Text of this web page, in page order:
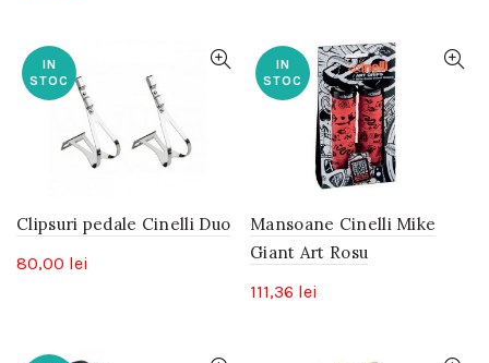
IN
STOC
Clipsuri pedale Cinelli Duo
80,00 lei
IN
STOC
Mansoane Cinelli Mike
Giant Art Rosu
111,36 lei